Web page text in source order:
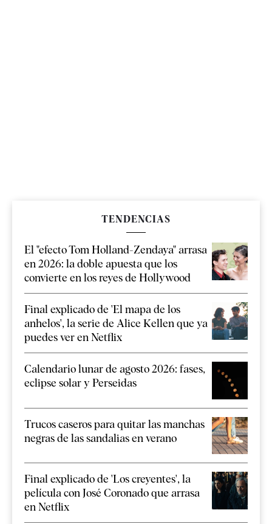
TENDENCIAS
El "efecto Tom Holland-Zendaya" arrasa
en 2026: la doble apuesta que los
convierte en los reyes de Hollywood
Final explicado de 'El mapa de los
anhelos', la serie de Alice Kellen que ya
puedes ver en Netflix
Calendario lunar de agosto 2026: fases,
eclipse solar y Perseidas
Trucos caseros para quitar las manchas
negras de las sandalias en verano
Final explicado de 'Los creyentes', la
película con José Coronado que arrasa
en Netflix